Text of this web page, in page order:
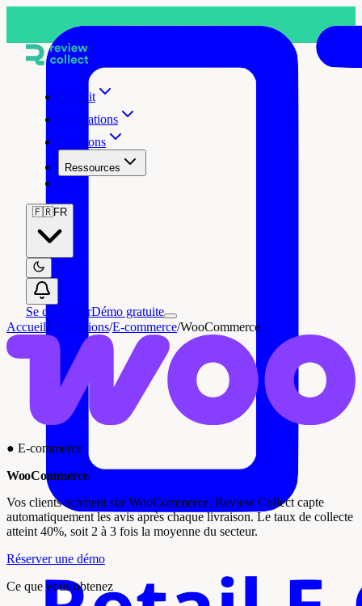
Produit
Intégrations
Solutions
Ressources
🇫🇷FR
Se connecterDémo gratuite
Accueil/Intégrations/E-commerce/WooCommerce
● E-commerce
WooCommerce
Vos clients achètent sur WooCommerce. Review Collect capte
automatiquement les avis après chaque livraison. Le taux de collecte
atteint 40%, soit 2 à 3 fois la moyenne du secteur.
Réserver une démo
Ce que vous obtenez